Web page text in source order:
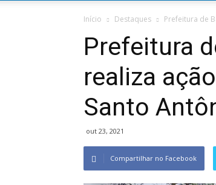
Início Destaques Prefeitura de
Prefeitura
realiza
Santo
out 23, 2021
Compartilhar no Facebook